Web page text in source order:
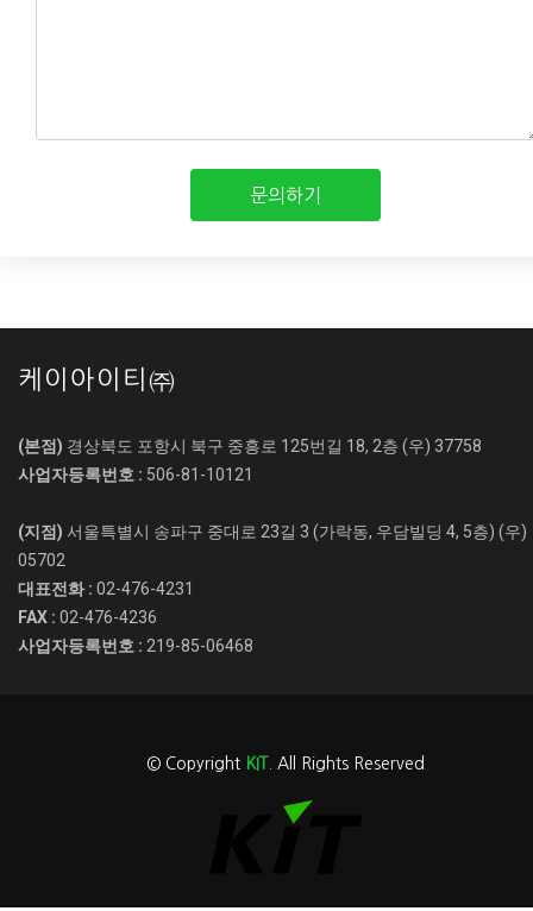
문의하기
케이아이티㈜
(본점) 경상북도 포항시 북구 중흥로 125번길 18, 2층 (우) 37758
사업자등록번호 : 506-81-10121
(지점) 서울특별시 송파구 중대로 23길 3 (가락동, 우담빌딩 4, 5층) (우)
05702
대표전화 : 02-476-4231
FAX : 02-476-4236
사업자등록번호 : 219-85-06468
© Copyright KIT . All Rights Reserved